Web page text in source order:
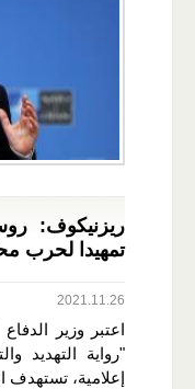
ريزنيكوف:
تمهيدا لحرب
2021.11.26
اعتبر وزير
"رواية التهديد
إعلامية، تستهدف